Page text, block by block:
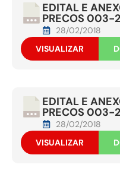
EDITAL E
PRECOS 003-
28/02/2018
VISUALIZAR
EDITAL E
PRECOS 003-
28/02/2018
VISUALIZAR